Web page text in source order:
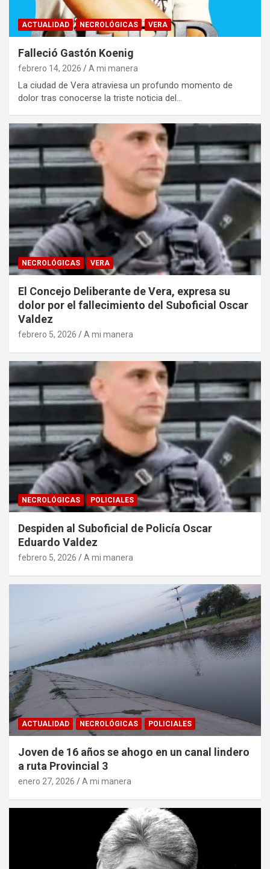
ACTUALIDAD NECROLÓGICAS VERA
Falleció Gastón Koenig
febrero 14, 2026 A mi manera
La ciudad de Vera atraviesa un profundo momento de
dolor tras conocerse la triste noticia del…
NECROLÓGICAS VERA
El Concejo Deliberante de Vera, expresa su
dolor por el fallecimiento del Suboficial Oscar
Valdez
febrero 5, 2026 A mi manera
NECROLÓGICAS POLICIALES
Despiden al Suboficial de Policía Oscar
Eduardo Valdez
febrero 5, 2026 A mi manera
ACTUALIDAD NECROLÓGICAS POLICIALES
Joven de 16 años se ahogo en un canal lindero
a ruta Provincial 3
enero 27, 2026 A mi manera